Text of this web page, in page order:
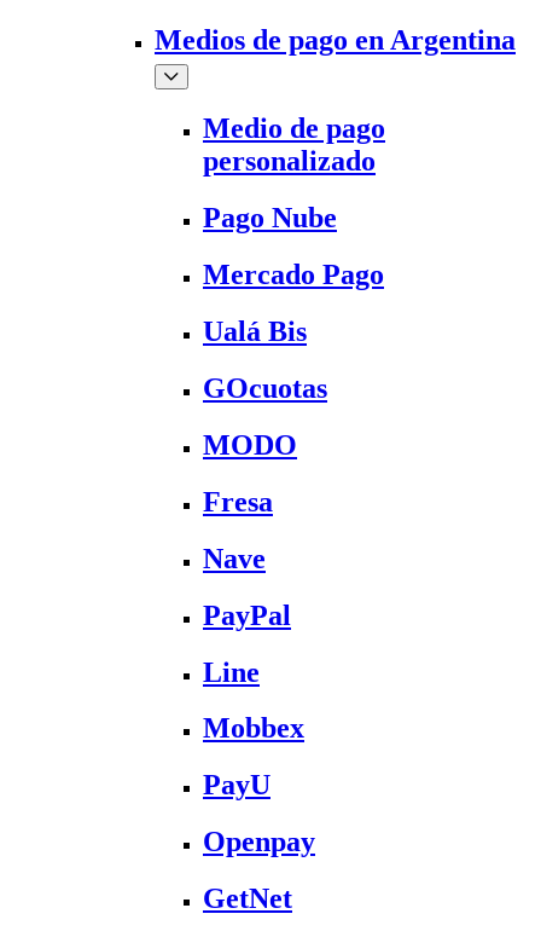
Medios de pago en Argentina
Medio de pago
personalizado
Pago Nube
Mercado Pago
Ualá Bis
GOcuotas
MODO
Fresa
Nave
PayPal
Line
Mobbex
PayU
Openpay
GetNet